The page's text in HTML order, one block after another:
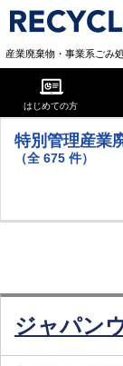
特別管理産業廃棄物
産業廃棄物・事業系ごみ
はじめての方
特別管理産業
（全 675 件）
ジャパン